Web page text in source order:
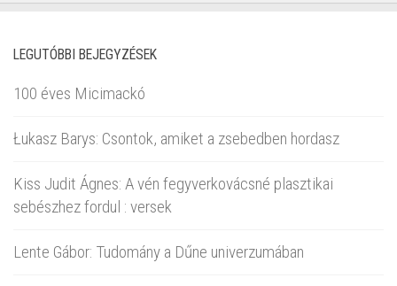
LEGUTÓBBI BEJEGYZÉSEK
100 éves Micimackó
Łukasz Barys: Csontok, amiket a zsebedben hordasz
Kiss Judit Ágnes: A vén fegyverkovácsné plasztikai
sebészhez fordul : versek
Lente Gábor: Tudomány a Dűne univerzumában